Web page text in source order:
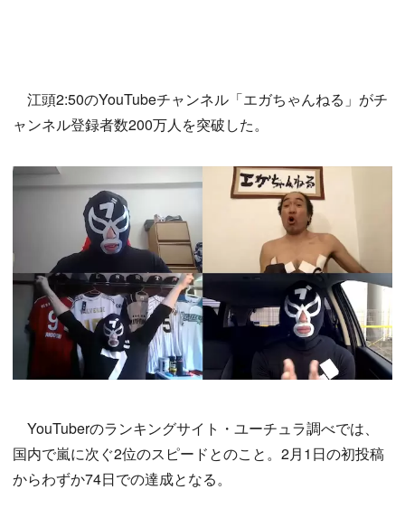
江頭2:50のYouTubeチャンネル「エガちゃんねる」がチ
ャンネル登録者数200万人を突破した。
YouTuberのランキングサイト・ユーチュラ調べでは、
国内で嵐に次ぐ2位のスピードとのこと。2月1日の初投稿
からわずか74日での達成となる。